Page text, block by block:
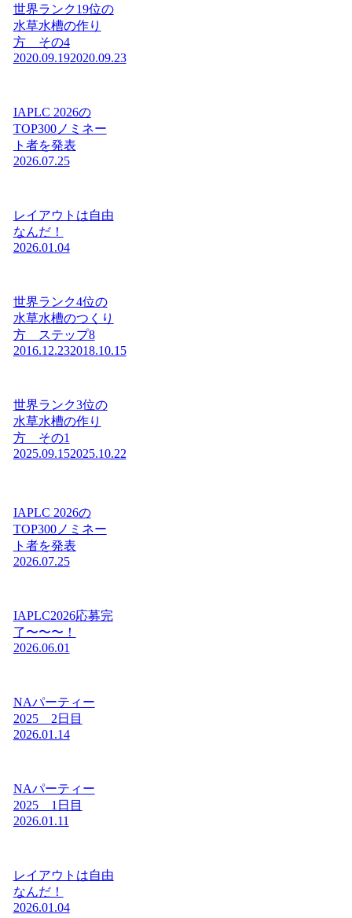
世界ランク19位の
水草水槽の作り
方 その4
2020.09.192020.09.23
IAPLC 2026の
TOP300ノミネー
ト者を発表
2026.07.25
レイアウトは自由
なんだ！
2026.01.04
世界ランク4位の
水草水槽のつくり
方 ステップ8
2016.12.232018.10.15
世界ランク3位の
水草水槽の作り
方 その1
2025.09.152025.10.22
IAPLC 2026の
TOP300ノミネー
ト者を発表
2026.07.25
IAPLC2026応募完
了〜〜〜！
2026.06.01
NAパーティー
2025 2日目
2026.01.14
NAパーティー
2025 1日目
2026.01.11
レイアウトは自由
なんだ！
2026.01.04